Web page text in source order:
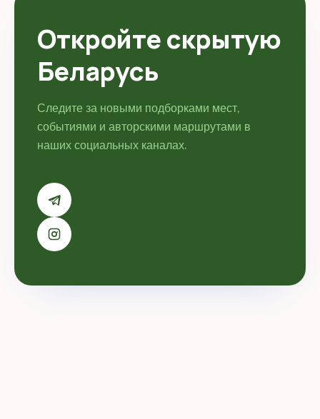
Откройте скрытую
Беларусь
Следите за новыми подборками мест,
событиями и авторскими маршрутами в
наших социальных каналах.